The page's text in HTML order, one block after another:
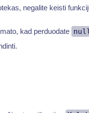
negalite keisti
kad perduodate